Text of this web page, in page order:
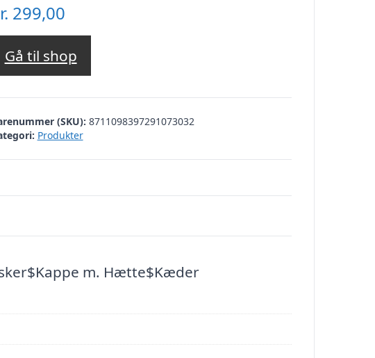
299,00
Gå til shop
(SKU): 8711098397291073032
Produkter
m. Hætte$Kæder